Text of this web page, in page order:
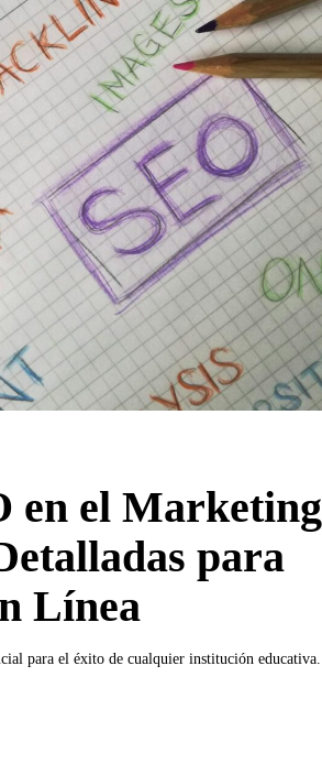
en el Marketing
para
Línea
para el éxito de cualquier institución educativa.